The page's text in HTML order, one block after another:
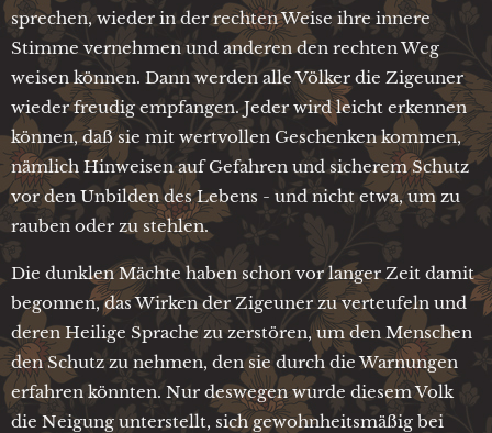
sprechen, wieder in der rechten Weise ihre innere
Stimme vernehmen und anderen den rechten Weg
weisen können. Dann werden alle Völker die Zigeuner
wieder freudig empfangen. Jeder wird leicht erkennen
können, daß sie mit wertvollen Geschenken kommen,
nämlich Hinweisen auf Gefahren und sicherem Schutz
vor den Unbilden des Lebens - und nicht etwa, um zu
rauben oder zu stehlen.
Die dunklen Mächte haben schon vor langer Zeit damit
begonnen, das Wirken der Zigeuner zu verteufeln und
deren Heilige Sprache zu zerstören, um den Menschen
den Schutz zu nehmen, den sie durch die Warnungen
erfahren könnten. Nur deswegen wurde diesem Volk
die Neigung unterstellt, sich gewohnheitsmäßig bei